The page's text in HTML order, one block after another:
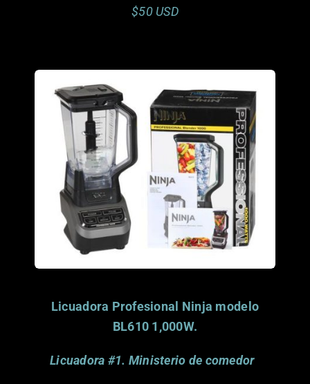
$50 USD
Este artículo ya fue
donado por
The Bryce Family. Coral Springs, FL
Licuadora Profesional Ninja modelo
BL610 1,000W.
Licuadora #1. Ministerio de comedor